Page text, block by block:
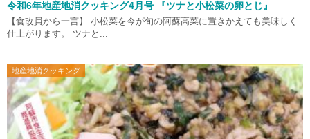
令和6年地産地消クッキング4月号 『ツナと小松菜の卵とじ』
【食改員から一言】 小松菜を今が旬の阿蘇高菜に置きかえても美味しく
仕上がります。 ツナと...
地産地消クッキング